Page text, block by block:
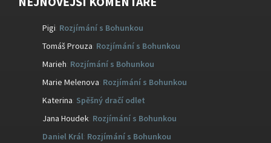
Pigi Rozjímání s Bohunkou
Tomáš Prouza Rozjímání s Bohunkou
Marieh Rozjímání s Bohunkou
Marie Melenova Rozjímání s Bohunkou
Katerina Spěšný dračí odlet
Jana Houdek Rozjímání s Bohunkou
Daniel Král Rozjímání s Bohunkou